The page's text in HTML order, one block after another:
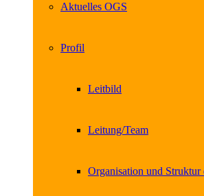
Aktuelles OGS
Profil
Leitbild
Leitung/Team
Organisation und Struktur